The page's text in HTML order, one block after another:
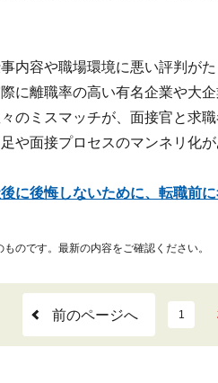
内容や職場環境に悪い評判が
に離職率の高い有名企業や大
のミスマッチが、面接官と求
や面接プロセスのマンネリ化が
に後悔しないために、転職前に
のです。最新の内容をご確認ください。
前のページへ 1